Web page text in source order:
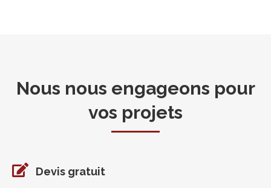
Nous nous engageons pour
vos projets
Devis gratuit